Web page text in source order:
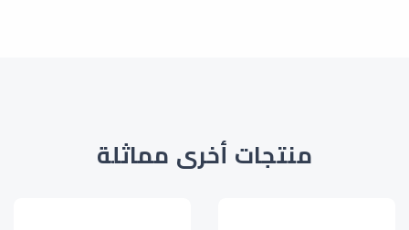
منتجات أخرى مماثلة